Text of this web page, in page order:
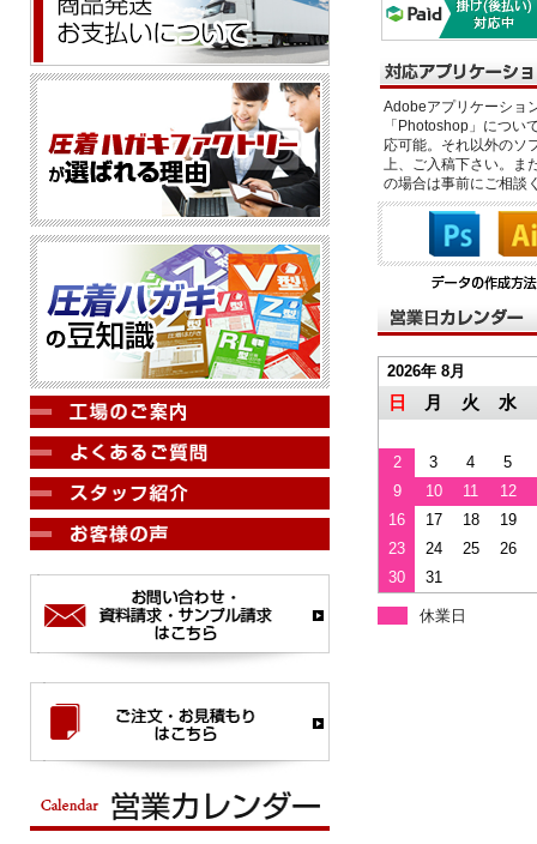
Adobeアプリケーショ
「Photoshop」につい
応可能。それ以外のソ
上、ご入稿下さい。ま
の場合は事前にご相談
2026年 8月
日 月 火 水
2 3 4
5
9
10 11
12
16
17 18
19
23
24 25
26
30
31
休業日